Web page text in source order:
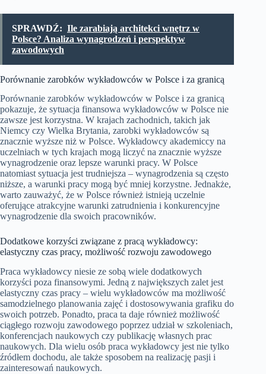
SPRAWDŹ: Ile zarabiają architekci wnętrz w
Polsce? Analiza wynagrodzeń i perspektyw
zawodowych
Porównanie zarobków wykładowców w Polsce i za granicą
Porównanie zarobków wykładowców w Polsce i za granicą
pokazuje, że sytuacja finansowa wykładowców w Polsce nie
zawsze jest korzystna. W krajach zachodnich, takich jak
Niemcy czy Wielka Brytania, zarobki wykładowców są
znacznie wyższe niż w Polsce. Wykładowcy akademiccy na
uczelniach w tych krajach mogą liczyć na znacznie wyższe
wynagrodzenie oraz lepsze warunki pracy. W Polsce
natomiast sytuacja jest trudniejsza – wynagrodzenia są często
niższe, a warunki pracy mogą być mniej korzystne. Jednakże,
warto zauważyć, że w Polsce również istnieją uczelnie
oferujące atrakcyjne warunki zatrudnienia i konkurencyjne
wynagrodzenie dla swoich pracowników.
Dodatkowe korzyści związane z pracą wykładowcy:
elastyczny czas pracy, możliwość rozwoju zawodowego
Praca wykładowcy niesie ze sobą wiele dodatkowych
korzyści poza finansowymi. Jedną z największych zalet jest
elastyczny czas pracy – wielu wykładowców ma możliwość
samodzielnego planowania zajęć i dostosowywania grafiku do
swoich potrzeb. Ponadto, praca ta daje również możliwość
ciągłego rozwoju zawodowego poprzez udział w szkoleniach,
konferencjach naukowych czy publikację własnych prac
naukowych. Dla wielu osób praca wykładowcy jest nie tylko
źródłem dochodu, ale także sposobem na realizację pasji i
zainteresowań naukowych.